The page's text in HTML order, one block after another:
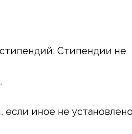
Стипендии не
если иное не установлено